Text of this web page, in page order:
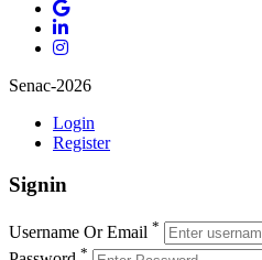
Senac-2026
Login
Register
Signin
Username Or Email *
*